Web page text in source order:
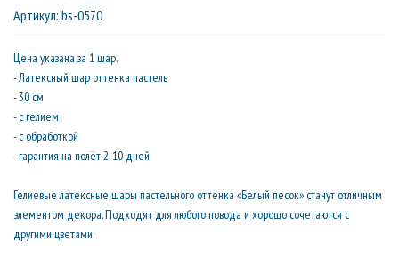
Артикул: bs-0570
Цена указана за 1 шар.
- Латексный шар оттенка пастель
- 30 см
- с гелием
- с обработкой
- гарантия на полёт 2-10 дней
Гелиевые латексные шары пастельного оттенка «Белый песок» станут отличным
элементом декора. Подходят для любого повода и хорошо сочетаются с
другими цветами.